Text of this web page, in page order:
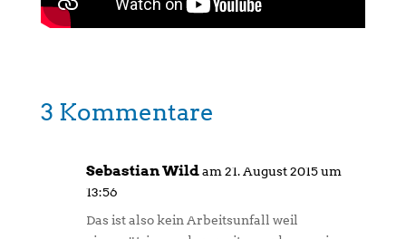
3 Kommentare
Sebastian Wild am 21. August 2015 um
13:56
Das ist also kein Arbeitsunfall weil